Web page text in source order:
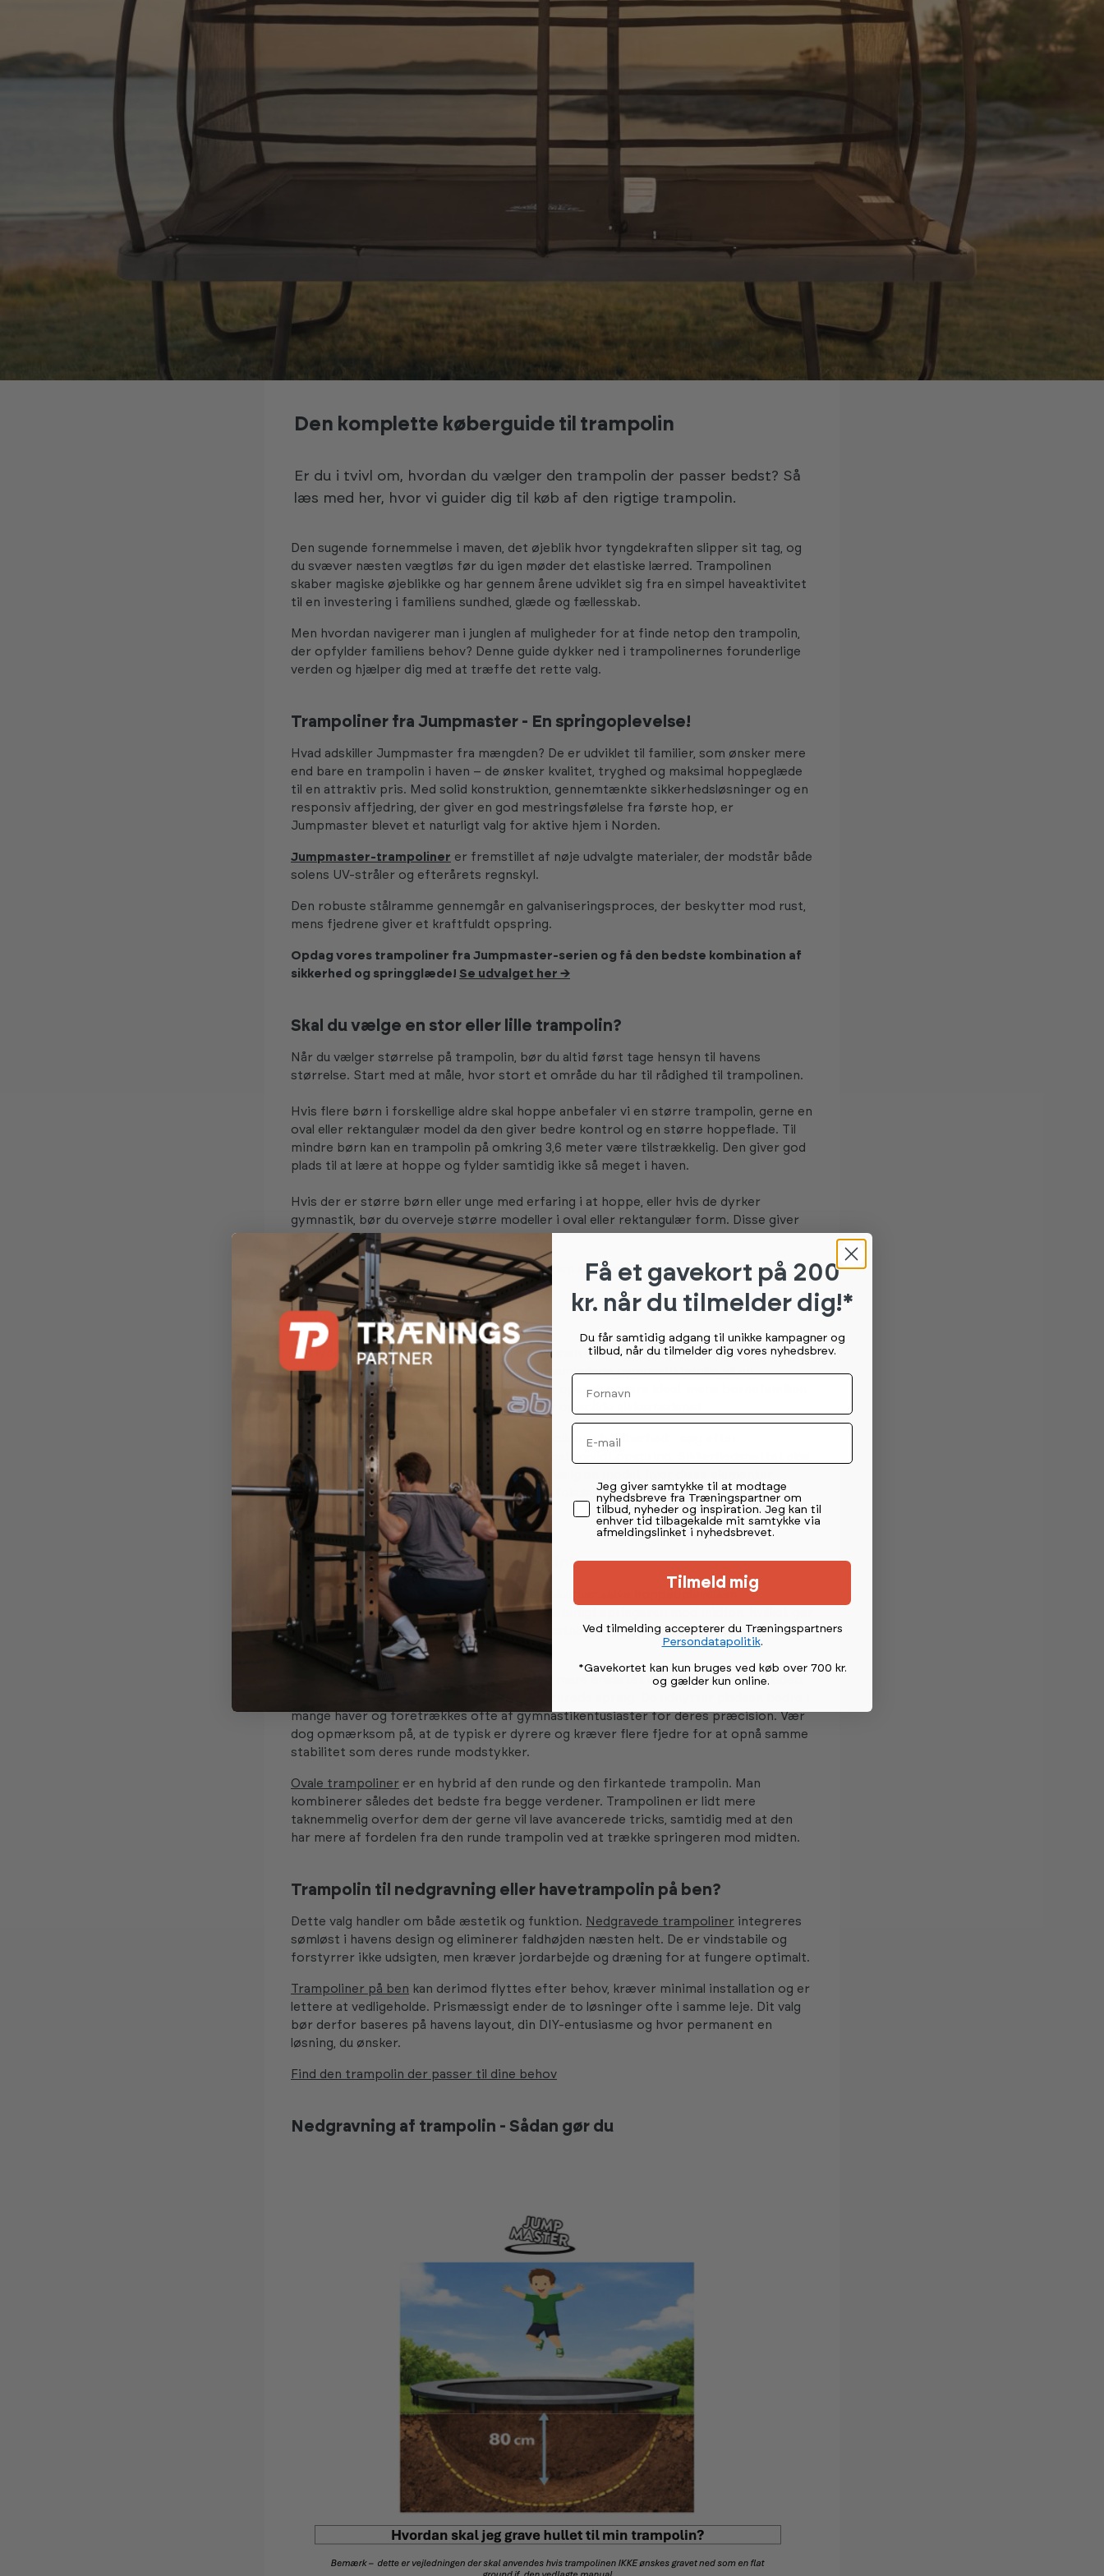
Den komplette køberguide til trampolin
Er du i tvivl om, hvordan du vælger den trampolin der passer bedst? Så
læs med her, hvor vi guider dig til køb af den rigtige trampolin.
Den sugende fornemmelse i maven, det øjeblik hvor tyngdekraften slipper sit tag, og
du svæver næsten vægtløs før du igen møder det elastiske lærred. Trampolinen
skaber magiske øjeblikke og har gennem årene udviklet sig fra en simpel haveaktivitet
til en investering i familiens sundhed, glæde og fællesskab.
Men hvordan navigerer man i junglen af muligheder for at finde netop den trampolin,
der opfylder familiens behov? Denne guide dykker ned i trampolinernes forunderlige
verden og hjælper dig med at træffe det rette valg.
Trampoliner fra Jumpmaster - En springoplevelse!
Hvad adskiller Jumpmaster fra mængden? De er udviklet til familier, som ønsker mere
end bare en trampolin i haven – de ønsker kvalitet, tryghed og maksimal hoppeglæde
til en attraktiv pris. Med solid konstruktion, gennemtænkte sikkerhedsløsninger og en
responsiv affjedring, der giver en god mestringsfølelse fra første hop, er
Jumpmaster blevet et naturligt valg for aktive hjem i Norden.
Jumpmaster-trampoliner er fremstillet af nøje udvalgte materialer, der modstår både
solens UV-stråler og efterårets regnskyl.
Den robuste stålramme gennemgår en galvaniseringsproces, der beskytter mod rust,
mens fjedrene giver et kraftfuldt opspring.
Opdag vores trampoliner fra Jumpmaster-serien og få den bedste kombination af
sikkerhed og springglæde! Se udvalget her →
Skal du vælge en stor eller lille trampolin?
Når du vælger størrelse på trampolin, bør du altid først tage hensyn til havens
størrelse. Start med at måle, hvor stort et område du har til rådighed til trampolinen.
Hvis flere børn i forskellige aldre skal hoppe anbefaler vi en større trampolin, gerne en
oval eller rektangulær model da den giver bedre kontrol og en større hoppeflade. Til
mindre børn kan en trampolin på omkring 3,6 meter være tilstrækkelig. Den giver god
plads til at lære at hoppe og fylder samtidig ikke så meget i haven.
Hvis der er større børn eller unge med erfaring i at hoppe, eller hvis de dyrker
gymnastik, bør du overveje større modeller i oval eller rektangulær form. Disse giver
mere plads og bedre kontrol ved højere hop.
Den perfekte størrelse giver plads til sjov uden at dominere hele udearealet.
Hvilken trampolin er bedst?
Det lyder måske som et simpelt spørgsmål, men svaret afhænger helt af, hvem der
skal bruge trampolinen. For den konkurrencemindede gymnastikfamilie vil en
premium-model med kraftige fjedre og højt opspring være ideel, mens børnefamilien
med småbørn vil prioritere bløde kantpuder og solide sikkerhedsnet.
Fjederkvaliteten fortæller meget om trampolinens holdbarhed - søg efter
galvaniserede fjedre, der giver et jævnt og behageligt opspring. Sikkerhedsnettet skal
være tætvævet og have polstrede stolper. Vælg en model, hvor disse elementer
matcher dine specifikke behov, frem for at fokusere på det dyreste eller mest
populære valg.
Rund, oval eller firkantet trampolin?
Formen er ikke blot et æstetisk valg - den påvirker selve hoppeoplevelsen
fundamentalt. Runde trampoliner
trækker naturligt springeren mod midten, hvilket gør
dem ideelle til mindre børn. De fordeler belastningen jævnt og er generelt mere
prisvenlige.
Firkantede trampoliner
derimod tilbyder et mere ensartet opspring over hele fladen,
mange haver og foretrækkes ofte af gymnastikentusiaster for deres præcision. Vær
dog opmærksom på, at de typisk er dyrere og kræver flere fjedre for at opnå samme
stabilitet som deres runde modstykker.
Ovale trampoliner er en hybrid af den runde og den firkantede trampolin. Man
kombinerer således det bedste fra begge verdener. Trampolinen er lidt mere
taknemmelig overfor dem der gerne vil lave avancerede tricks, samtidig med at den
har mere af fordelen fra den runde trampolin ved at trække springeren mod midten.
Trampolin til nedgravning eller havetrampolin på ben?
Dette valg handler om både æstetik og funktion. Nedgravede trampoliner integreres
sømløst i havens design og eliminerer faldhøjden næsten helt. De er vindstabile og
forstyrrer ikke udsigten, men kræver jordarbejde og dræning for at fungere optimalt.
Trampoliner på ben kan derimod flyttes efter behov, kræver minimal installation og er
lettere at vedligeholde. Prismæssigt ender de to løsninger ofte i samme leje. Dit valg
bør derfor baseres på havens layout, din DIY-entusiasme og hvor permanent en
løsning, du ønsker.
Find den trampolin der passer til dine behov
Nedgravning af trampolin - Sådan gør du
Få et gavekort på 200
kr. når du tilmelder dig!*
Du får samtidig adgang til unikke kampagner og
tilbud, når du tilmelder dig vores nyhedsbrev.
Fornavn
Email
Permission tekst
Jeg giver samtykke til at modtage
nyhedsbreve fra Træningspartner om
tilbud, nyheder og inspiration. Jeg kan til
enhver tid tilbagekalde mit samtykke via
afmeldingslinket i nyhedsbrevet.
Tilmeld mig
Ved tilmelding accepterer du Træningspartners
Persondatapolitik.
*Gavekortet kan kun bruges ved køb over 700 kr.
og gælder kun online.